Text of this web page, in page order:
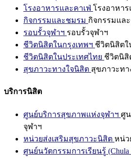
โรงอาหารและคาเฟ่ โรงอาหาร
กิจกรรมและชมรม กิจกรรมแล
รอบรั้วจุฬาฯ รอบรั้วจุฬาฯ
ชีวิตนิสิตในกรุงเทพฯ ชีวิตนิสิตใ
ชีวิตนิสิตในประเทศไทย ชีวิตนิสิ
สุขภาวะทางใจนิสิต สุขภาวะทา
บริการนิสิต
ศูนย์บริการสุขภาพแห่งจุฬาฯ ศู
จุฬาฯ
หน่วยส่งเสริมสุขภาวะนิสิต หน่ว
ศูนย์นวัตกรรมการเรียนรู้ (Chula